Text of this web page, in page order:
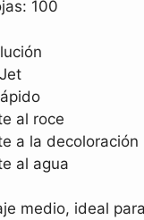
100
al roce
a la decoloración
al agua
medio, ideal